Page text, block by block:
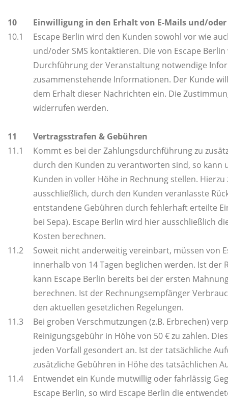
10
Einwilligung in den Erhalt von E-Mails und/oder
10.1
Escape Berlin wird den Kunden sowohl vor wie
und/oder SMS kontaktieren. Die von Escape
Durchführung der Veranstaltung notwendige
zusammenstehende Informationen. Der Kunde
dem Erhalt dieser Nachrichten ein. Die
widerrufen werden.
11
Vertragsstrafen & Gebühren
11.1
Kommt es bei der Zahlungsdurchführung zu
durch den Kunden zu verantworten sind, so kann
Kunden in voller Höhe in Rechnung stellen.
ausschließlich, durch den Kunden veranlasste
entstandene Gebühren durch fehlerhaft erteilte
bei Sepa). Escape Berlin wird hier ausschließlich
Kosten berechnen.
11.2
Soweit nicht anderweitig vereinbart, müssen von
innerhalb von 14 Tagen beglichen werden. Ist
kann Escape Berlin bereits bei der ersten
berechnen. Ist der Rechnungsempfänger
den aktuellen gesetzlichen Regelungen.
11.3
Bei groben Verschmutzungen (z.B. Erbrechen)
Reinigungsgebühr in Höhe von 50 € zu zahlen.
jeden Vorfall gesondert an. Ist der tatsächliche
zusätzliche Gebühren in Höhe des tatsächlichen
11.4
Entwendet ein Kunde mutwillig oder fahrlässig
Escape Berlin, so wird Escape Berlin die